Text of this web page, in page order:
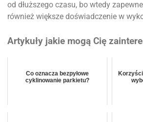
od dłuższego czasu, bo wtedy
również większe doświadczenie w
Artykuły jakie mogą Cię
Co oznacza bezpyłowe
cyklinowanie parkietu?